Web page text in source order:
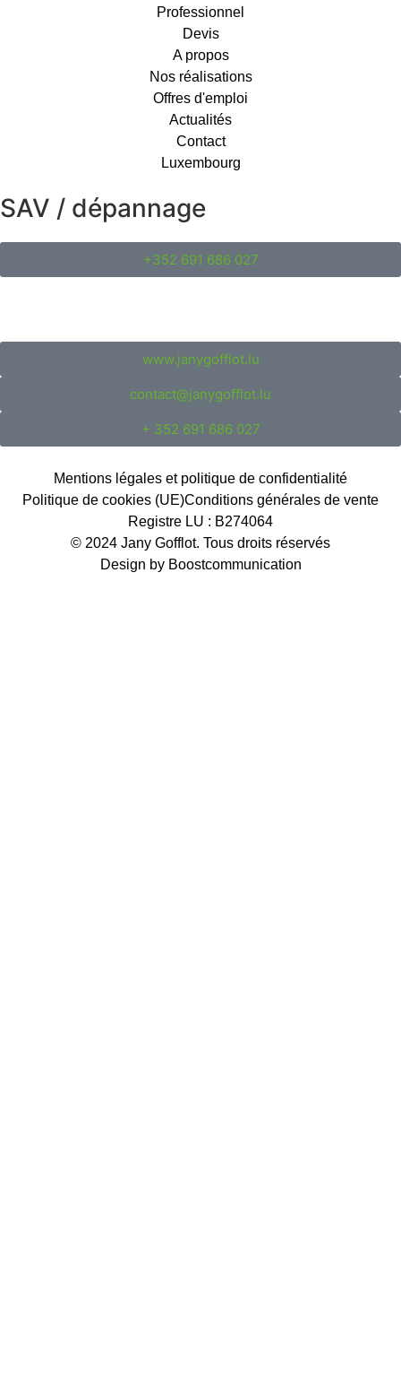
Professionnel
Devis
A propos
Nos réalisations
Offres d'emploi
Actualités
Contact
Luxembourg
SAV / dépannage
+352 691 686 027
www.janygofflot.lu
contact@janygofflot.lu
+ 352 691 686 027
Mentions légales et politique de confidentialité
Politique de cookies (UE)Conditions générales de vente
Registre LU : B274064
© 2024 Jany Gofflot. Tous droits réservés
Design by Boostcommunication